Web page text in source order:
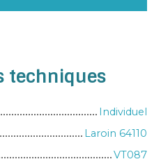
techniques
Individuel
Laroin 64110
VT087